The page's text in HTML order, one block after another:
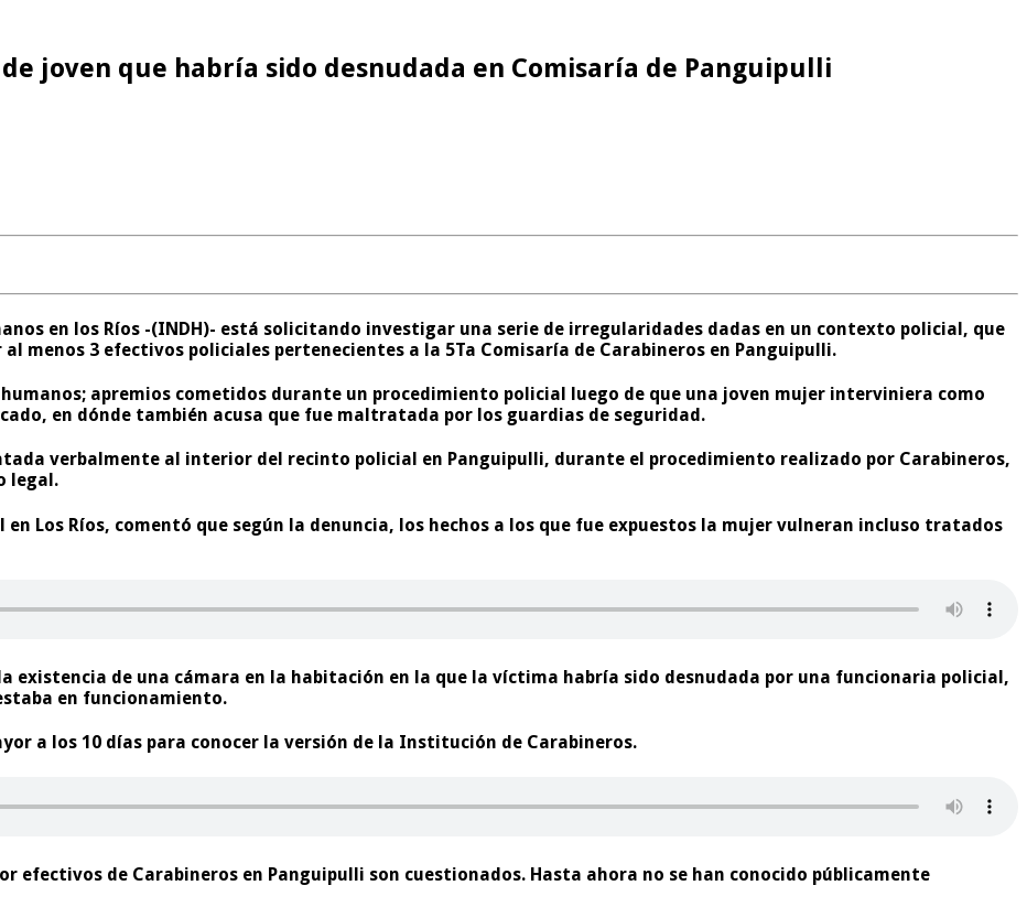
joven que habría sido desnudada en Comisaría de Panguipulli
en los Ríos -(INDH)- está solicitando investigar una serie de irregularidades dadas en un contexto policial, que
al menos 3 efectivos policiales pertenecientes a la 5Ta Comisaría de Carabineros en Panguipulli.
apremios cometidos durante un procedimiento policial luego de que una joven mujer interviniera como
en dónde también acusa que fue maltratada por los guardias de seguridad.
verbalmente al interior del recinto policial en Panguipulli, durante el procedimiento realizado por Carabineros,
legal.
Los Ríos, comentó que según la denuncia, los hechos a los que fue expuestos la mujer vulneran incluso tratados
existencia de una cámara en la habitación en la que la víctima habría sido desnudada por una funcionaria policial,
en funcionamiento.
a los 10 días para conocer la versión de la Institución de Carabineros.
efectivos de Carabineros en Panguipulli son cuestionados. Hasta ahora no se han conocido públicamente